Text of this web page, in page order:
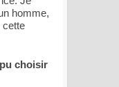
homme,
cette
choisir